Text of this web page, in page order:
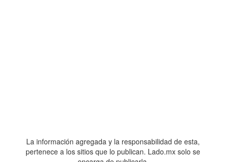
La información agregada y la responsabilidad de esta,
pertenece a los sitios que lo publican. Lado.mx solo se